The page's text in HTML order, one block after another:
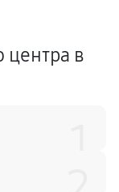
центра в